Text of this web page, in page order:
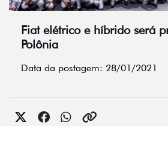
Fiat elétrico e híbrido será
Polônia
Data da postagem: 28/01/2021